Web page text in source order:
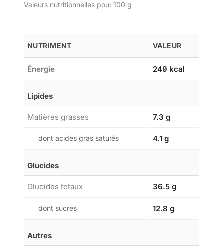
Valeurs nutritionnelles pour 100 g
NUTRIMENT VALEUR
Énergie 249 kcal
Lipides
Matières grasses 7.3 g
dont acides gras saturés 4.1 g
Glucides
Glucides totaux 36.5 g
dont sucres 12.8 g
Autres